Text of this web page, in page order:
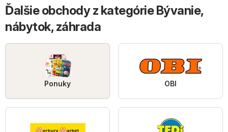
Ďalšie obchody z kategórie Bývanie,
nábytok, záhrada
Ponuky OBI